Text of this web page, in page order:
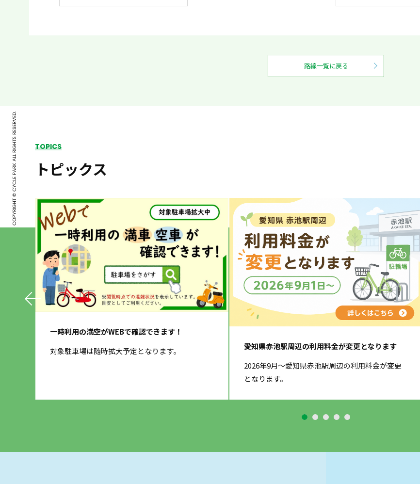
路線一覧に戻る
TOPICS
トピックス
一時利用の満空がWEBで確認できます！
対象駐車場は随時拡大予定となります。
愛知県赤池駅周辺の利用料金が変更となります
2026年9月～愛知県赤池駅周辺の利用料金が変更
となります。
COPYRIGHT © CYCLE PARK ALL RIGHTS RESERVED.